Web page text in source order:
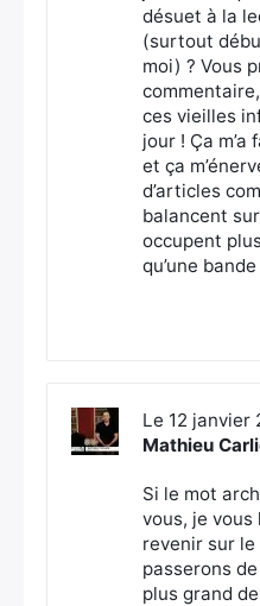
désuet à la
(surtout
moi) ? Vous
ces vieilles
jour ! Ça
et ça
d’articles
balancent
occupent
qu’une
Le 12 janvier
Mathieu
Si le mot
vous, je vous
revenir sur
passerons
plus grand